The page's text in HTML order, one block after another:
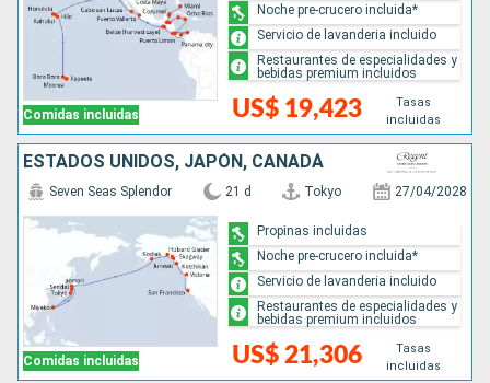
Comidas incluidas US$ 19,423
Tasas
incluidas
Noche pre-crucero incluida*
Servicio de lavanderia incluido
Restaurantes de especialidades y
bebidas premium incluidos
ESTADOS UNIDOS, JAPÓN, CANADÁ
Comidas incluidas
Seven Seas Splendor 21 d Tokyo 27/04/2028
US$ 21,306
Tasas
incluidas
Propinas incluidas
Noche pre-crucero incluida*
Servicio de lavanderia incluido
Restaurantes de especialidades y
bebidas premium incluidos